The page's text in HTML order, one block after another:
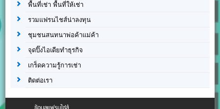
พื้นที่เช่า พื้นที่ให้เช่า
รวมแฟรนไชส์น่าลงทุน
ชุมชนสนทนาพ่อค้าแม่ค้า
จุดปิ๊งไอเดียทำธุรกิจ
เกร็ดความรู้การเช่า
ติดต่อเรา